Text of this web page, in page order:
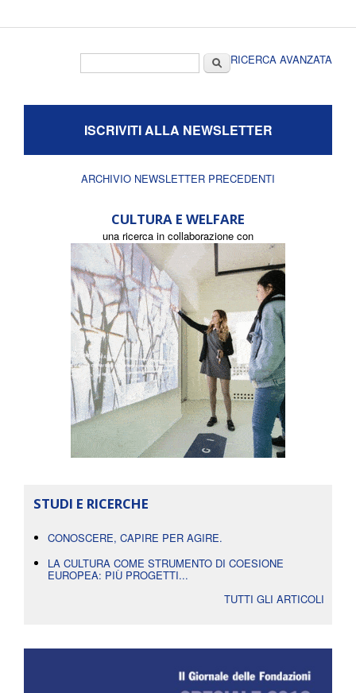
CercaRICERCA AVANZATA
ISCRIVITI ALLA NEWSLETTER
ARCHIVIO NEWSLETTER PRECEDENTI
CULTURA E WELFARE
una ricerca in collaborazione con
STUDI E RICERCHE
CONOSCERE, CAPIRE PER AGIRE.
LA CULTURA COME STRUMENTO DI COESIONE
EUROPEA: PIÙ PROGETTI...
TUTTI GLI ARTICOLI